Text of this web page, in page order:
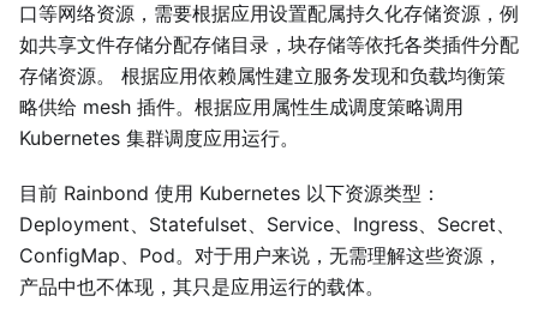
口等网络资源，需要根据应用设置配属持久化存储资源，例
如共享文件存储分配存储目录，块存储等依托各类插件分配
存储资源。 根据应用依赖属性建立服务发现和负载均衡策
略供给 mesh 插件。根据应用属性生成调度策略调用
Kubernetes 集群调度应用运行。
目前 Rainbond 使用 Kubernetes 以下资源类型：
Deployment、Statefulset、Service、Ingress、Secret、
ConfigMap、Pod。对于用户来说，无需理解这些资源，
产品中也不体现，其只是应用运行的载体。